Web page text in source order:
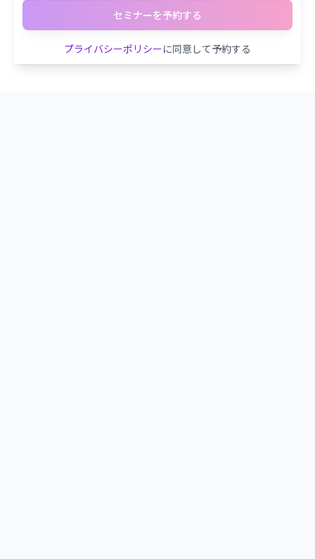
セミナーを予約する
プライバシーポリシーに同意して予約する